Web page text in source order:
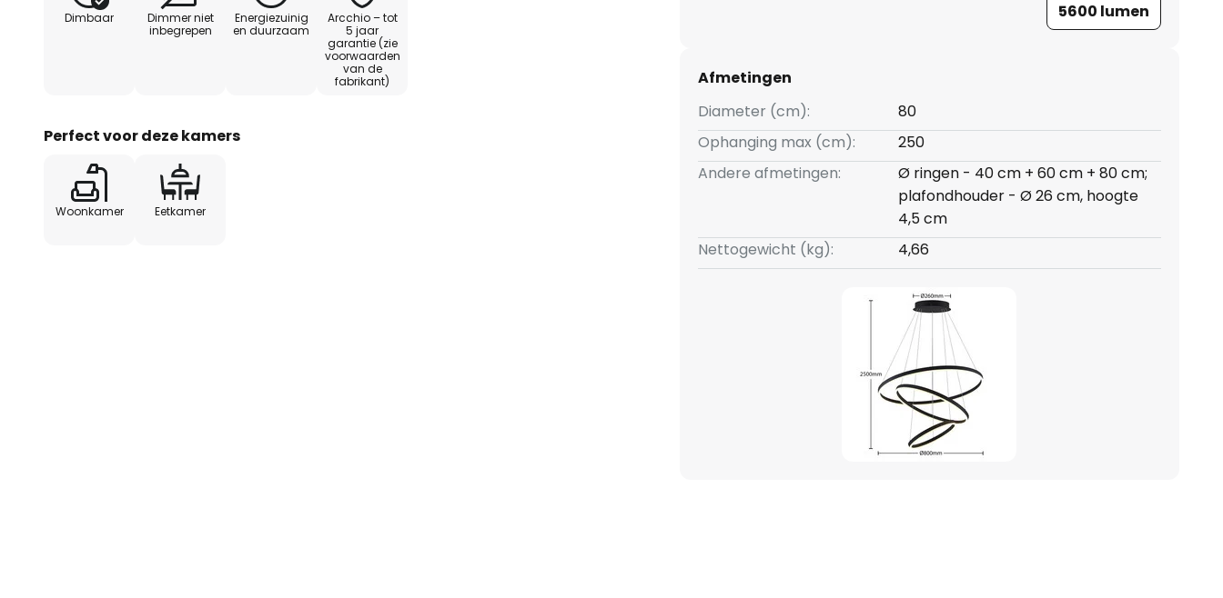
Dimbaar
Dimmer niet
inbegrepen
Energiezuinig
en duurzaam
Arcchio – tot
5 jaar
garantie (zie
voorwaarden
van de
fabrikant)
Perfect voor deze kamers
Woonkamer Eetkamer
5600 lumen
Afmetingen
Diameter (cm):
80
Ophanging max (cm):
250
Andere afmetingen:
Ø ringen - 40 cm + 60 cm + 80 cm;
plafondhouder - Ø 26 cm, hoogte
4,5 cm
Nettogewicht (kg):
4,66